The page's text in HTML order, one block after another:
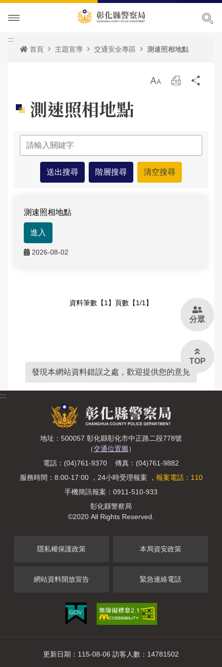
本局簡介
局長簡介
副局長簡介
歷任局長介紹
組織職掌
組織架構
業務職掌
所屬分局
所屬直屬隊
聯絡方式
優良榮耀
警察故事館
本館介紹及沿革
交通資訊
參訪須知
本局參訪須知
大事記
樓層環景導覽
各項宣導
活動訊息
人事公告
性侵高再犯公告
安全及衛生防護執行成果
公開徵信專區
RSS訊息中心
請託關說登錄查察作業統計資料
申辦服務
申辦資訊
線上申辦
常見問題
相關法規
統計資訊
警政統計
應用統計分析專區
性別統計專區
雙語詞彙
性別主流化專區
相關連結
拾得遣失物專區
主題宣導
犯罪預防專區
犯罪預防
反詐騙專區
交通安全專區
彰化縣即時路況資訊服務網
測速照相地點
本縣易肇事路段
違規拖吊查詢
交通違規簡訊通報
防空避難專區
婦幼專區
婦幼安全警示地點
高再犯危險之性侵害加害人人數公告專區
防制人口販運宣導專區
警政APP下載
重大災害通報專區
民意廣場
局長信箱
交通違規
警民交流留言板
影音出版品
活動相簿
影音多媒體
Youtube頻道
政府資訊公開
個人資料保護相關資料
偵查不公開專區
維護管理機制資訊專區
政策及業務宣導資訊查詢專區
補助公告專區
內部控制聲明書
:::
首頁
主題宣導 交通安全專區 測速照相地點
放 列
測速照相地點
測速照相地點
進入
2026-08-02
資料筆數【1】頁數【1/1】
發現本網站資料錯誤之處，歡迎提供您的意見
:::
地址：500057 彰化縣彰化市中正路二段778號
（交通位置圖 ）
電話：(04)761-9370 傳真：(04)761-9882
服務時間：8:00-17:00 ，24小時受理報案 ， 報案電話：110
手機簡訊報案：0911-510-933
彰化縣警察局
©2020 All Rights Reserved.
隱私權保護政策 本局資安政策
網站資料開放宣告 緊急連絡電話
更新日期：115-08-06 訪客人數：14781502
分眾
TOP